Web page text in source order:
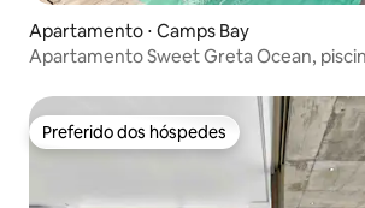
Apartamento ⋅ Camps Bay
Apartamento Sweet Greta Ocean,
Preferido dos hóspedes
Preferido dos hóspedes